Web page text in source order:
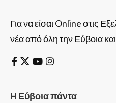
Για να είσαι Online στις
νέα από όλη την Εύβοια
Η Εύβοια πάντα